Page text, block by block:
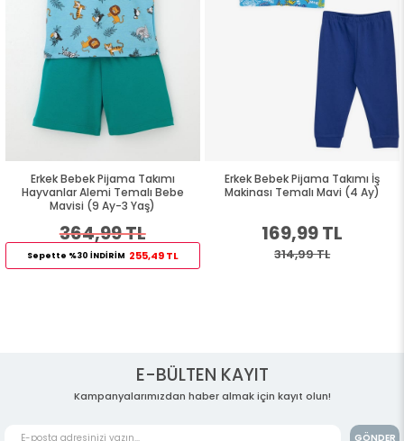
Erkek Bebek Pijama Takımı
Hayvanlar Alemi Temalı Bebe
Mavisi (9 Ay-3 Yaş)
364,99 TL
Sepette %30 İNDİRİM 255,49 TL
Erkek Bebek Pijama Takımı İş
Makinası Temalı Mavi (4 Ay)
169,99 TL
314,99 TL
E-BÜLTEN KAYIT
Kampanyalarımızdan haber almak için kayıt olun!
GÖNDER